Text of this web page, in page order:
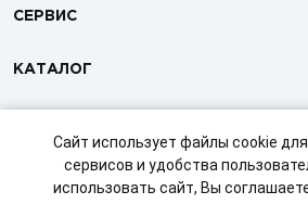
Сайт использует файлы cookie
сервисов и удобства
использовать сайт, Вы
СЕРВИС
КАТАЛОГ